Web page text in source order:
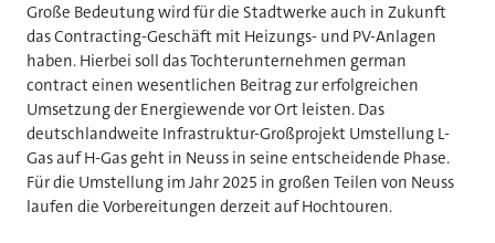
Große Bedeutung wird für die Stadtwerke auch in Zukunft
das Contracting-Geschäft mit Heizungs- und PV-Anlagen
haben. Hierbei soll das Tochterunternehmen german
contract einen wesentlichen Beitrag zur erfolgreichen
Umsetzung der Energiewende vor Ort leisten. Das
deutschlandweite Infrastruktur-Großprojekt Umstellung L-
Gas auf H-Gas geht in Neuss in seine entscheidende Phase.
Für die Umstellung im Jahr 2025 in großen Teilen von Neuss
laufen die Vorbereitungen derzeit auf Hochtouren.